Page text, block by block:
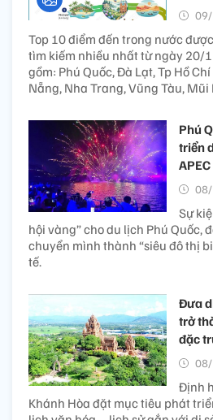
Top 10 điểm đến trong nước
tìm kiếm nhiều nhất từ ngày
gồm: Phú Quốc, Đà Lạt, Tp Hồ
Nẵng, Nha Trang, Vũng Tàu, Mũi
Phú
triển
Sự
hội vàng” cho du lịch Phú Quốc,
chuyển mình thành “siêu đô thị
tế.
Đưa
trở
đặc
Định
Khánh Hòa đặt mục tiêu phát